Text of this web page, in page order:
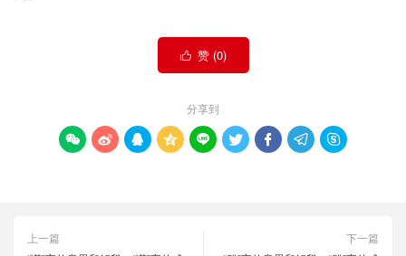
 赞 (0)
分享到
        
上一篇
下一篇